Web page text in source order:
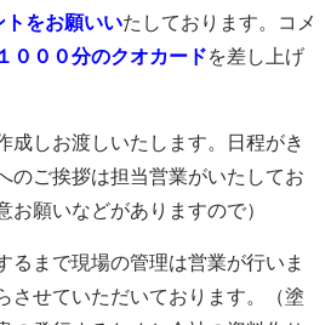
トをお願いいたしております。コメ
１０００分のクオカードを差し上げ
成しお渡しいたします。日程がき
のご挨拶は担当営業がいたしてお
お願いなどがありますので）
るまで現場の管理は営業が行いま
させていただいております。（塗